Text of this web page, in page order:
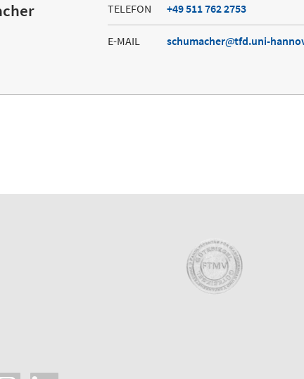
TELEFON +49 511 762 2753
E-MAIL schumacher tfd.uni-